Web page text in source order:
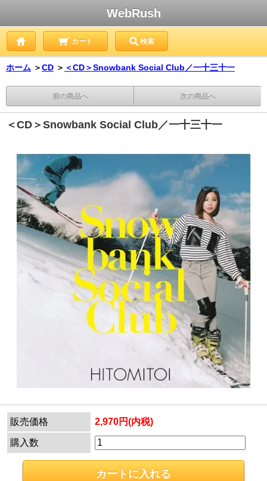
WebRush
カート 検索
ホーム ＞CD ＞ ＜CD＞Snowbank Social Club／一十三十一
前の商品へ 次の商品へ
＜CD＞Snowbank Social Club／一十三十一
販売価格 2,970円(内税)
購入数